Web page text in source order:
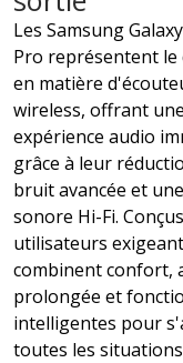
Les Samsung
Pro représentent le
en matière
wireless, offrant une
expérience audio
grâce à leur
bruit avancée et
sonore Hi-Fi.
utilisateurs
combinent confort,
prolongée et
intelligentes pour
toutes les